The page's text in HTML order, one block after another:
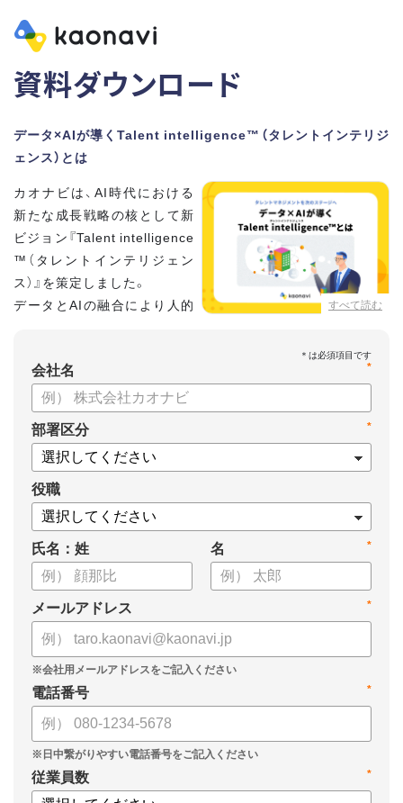
資料ダウンロード
データ×AIが導くTalent intelligence™（タレントインテリジ
ェンス）とは
すべて読む
カオナビは、AI時代における
新たな成長戦略の核として新
ビジョン『Talent intelligence
™（タレントインテリジェン
ス）』を策定しました。
データとAIの融合により人的
【資料の内容】
・新ビジョン「Talent intelligence™」実現へのロードマップ
・HRSaaS事業とHRSolution事業が循環する「Infinite Model」
・AI活用の土台、カオナビの「タレントマネジメント」でできる
こと
*
会社名
*
部署区分
役職
氏名：姓 *
名
*
メールアドレス
*
電話番号
*
従業員数